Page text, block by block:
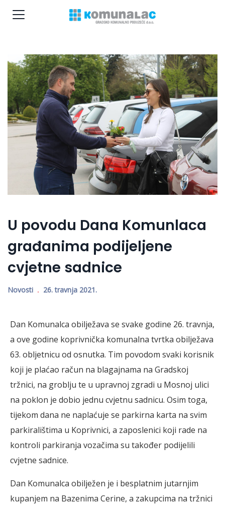
U povodu Dana Komunlaca
građanima podijeljene
cvjetne sadnice
Novosti 26. travnja 2021.
Dan Komunalca obilježava se svake godine 26. travnja,
a ove godine koprivnička komunalna tvrtka obilježava
63. obljetnicu od osnutka. Tim povodom svaki korisnik
koji je plaćao račun na blagajnama na Gradskoj
tržnici, na groblju te u upravnoj zgradi u Mosnoj ulici
na poklon je dobio jednu cvjetnu sadnicu. Osim toga,
tijekom dana ne naplaćuje se parkirna karta na svim
parkiralištima u Koprivnici, a zaposlenici koji rade na
kontroli parkiranja vozačima su također podijelili
cvjetne sadnice.
Dan Komunalca obilježen je i besplatnim jutarnjim
kupanjem na Bazenima Cerine, a zakupcima na tržnici